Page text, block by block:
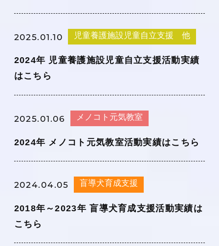
2025.01.10 児童養護施設児童自立支援 他
2024年 児童養護施設児童自立支援活動実績
はこちら
2025.01.06 メノコト元気教室
2024年 メノコト元気教室活動実績はこちら
2024.04.05 盲導犬育成支援
2018年～2023年 盲導犬育成支援活動実績は
こちら